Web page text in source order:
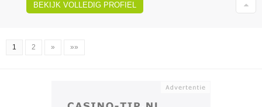
BEKIJK VOLLEDIG PROFIEL
1 2 » »»